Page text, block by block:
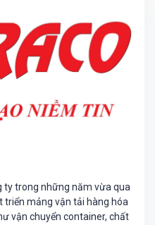
ty trong những năm vừa qua
triển mảng vận tải hàng hóa
vận chuyển container, chất